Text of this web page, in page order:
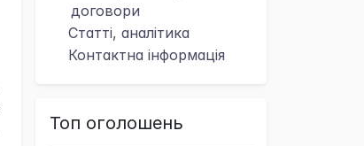
договори
Статті, аналітика
Контактна інформація
Топ оголошень